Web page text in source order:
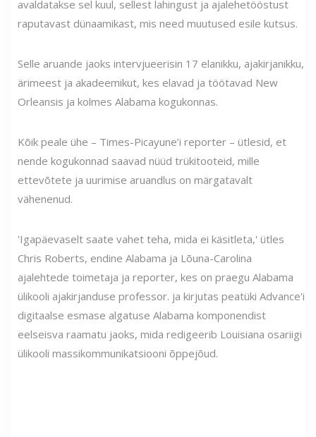
avaldatakse sel kuul, sellest lahingust ja ajalehetööstust
raputavast dünaamikast, mis need muutused esile kutsus.
Selle aruande jaoks intervjueerisin 17 elanikku, ajakirjanikku,
ärimeest ja akadeemikut, kes elavad ja töötavad New
Orleansis ja kolmes Alabama kogukonnas.
Kõik peale ühe – Times-Picayune’i reporter – ütlesid, et
nende kogukonnad saavad nüüd trükitooteid, mille
ettevõtete ja uurimise aruandlus on märgatavalt
vähenenud.
'Igapäevaselt saate vahet teha, mida ei käsitleta,' ütles
Chris Roberts, endine Alabama ja Lõuna-Carolina
ajalehtede toimetaja ja reporter, kes on praegu Alabama
ülikooli ajakirjanduse professor. ja kirjutas peatüki Advance'i
digitaalse esmase algatuse Alabama komponendist
eelseisva raamatu jaoks, mida redigeerib Louisiana osariigi
ülikooli massikommunikatsiooni õppejõud.